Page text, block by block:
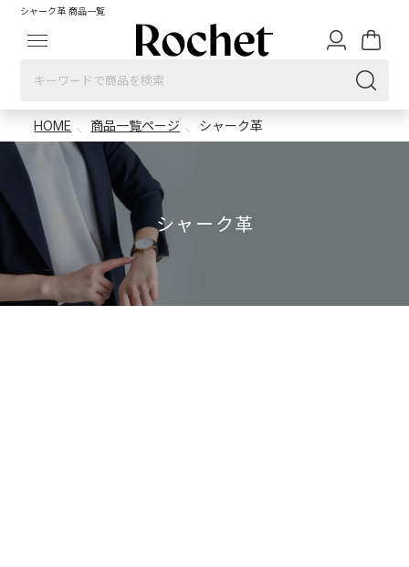
シャーク革 商品一覧
HOME 商品一覧ページ シャーク革
シャーク革